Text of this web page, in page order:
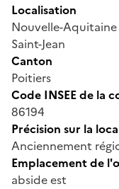
Localisation
Nouvelle-
Saint-Jean
Canton
Poitiers
Code INSEE de la
86194
Précision sur la
Anciennement
Emplacement de
abside est